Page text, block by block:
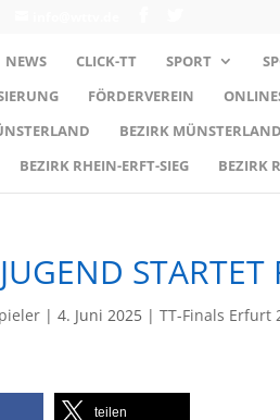
NEWS CLICK-TT SPORT
FÖRDERVEREIN
BEZIRK
BEZIRK RHEIN-ERFT-SIEG
BEZIRK
STARTET
| 4. Juni 2025 | TT-Finals Erfurt
teilen